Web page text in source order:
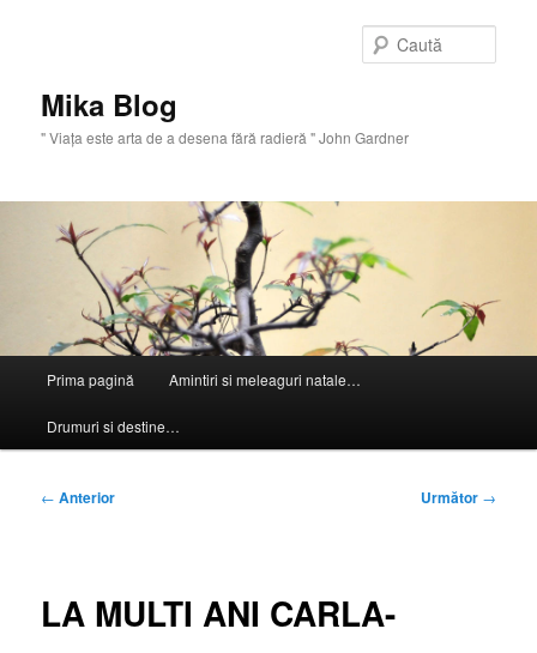
Mika Blog
" Viaţa este arta de a desena fără radieră " John Gardner
principal
Prima pagină Amintiri si meleaguri natale…
Drumuri si destine…
Navigare
← Anterior Următor →
LA MULTI ANI CARLA-